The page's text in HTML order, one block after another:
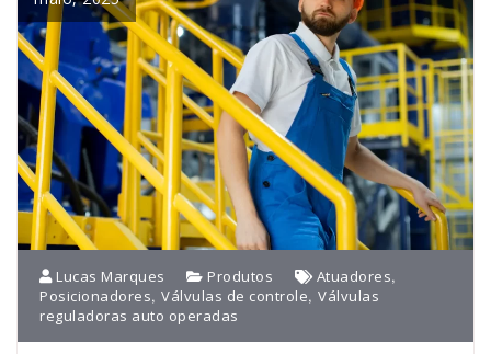
Lucas Marques Produtos Atuadores,
Posicionadores, Válvulas de controle, Válvulas
reguladoras auto operadas